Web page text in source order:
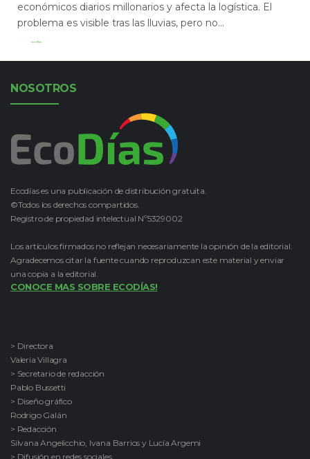
económicos diarios millonarios y afecta la logística. El
problema es visible tras las lluvias, pero no...
Leer Más
NOSOTROS
Ecodías es una publicación de distribución gratuita.
©Todos los derechos compartidos.
Registro de propiedad intelectual Nº5329002
Los artículos firmados no reflejan necesariamente la opinión de la editorial.
Agradecemos citar la fuente cuando reproduzcan este material y enviar
una copia a la editorial.
CONOCE MAS SOBRE ECODÍAS!
> Directora
Valeria Villagra
> Secretario de redacción
Pablo Bussetti
> Diseño gráfico
Rodrigo Galán
> Redacción
Silvana Angelicchio, Ivana Barrios y Lucía Argemi
> Difusión en redes sociales